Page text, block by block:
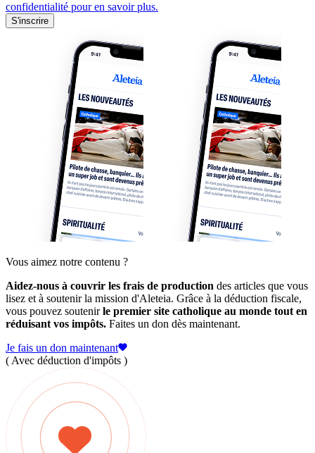
confidentialité pour en savoir plus.
S'inscrire
Vous aimez notre contenu ?
Aidez-nous à couvrir les frais de production des articles que vous
lisez et à soutenir la mission d'Aleteia. Grâce à la déduction fiscale,
vous pouvez soutenirle premier site catholique au monde tout en
réduisant vos impôts. Faites un don dès maintenant.
Je fais un don maintenant
( Avec déduction d'impôts )